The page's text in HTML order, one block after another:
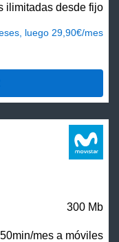
ilimitadas desde fijo
luego 29,90€/mes
300 Mb
mes a móviles